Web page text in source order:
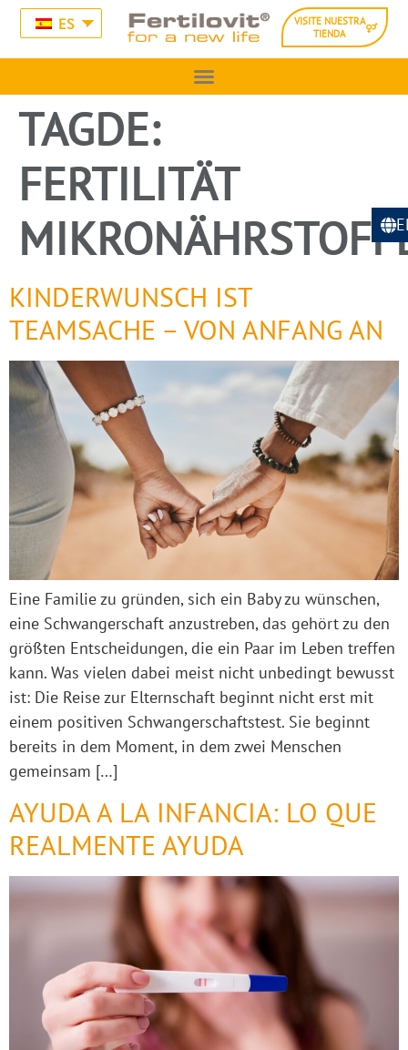
ES
VISITE NUESTRA
TIENDA
TAGDE:
FERTILITÄT
KINDERWUNSCH IST
TEAMSACHE – VON ANFANG AN
Eine Familie zu gründen, sich ein Baby zu wünschen,
eine Schwangerschaft anzustreben, das gehört zu den
größten Entscheidungen, die ein Paar im Leben treffen
kann. Was vielen dabei meist nicht unbedingt bewusst
ist: Die Reise zur Elternschaft beginnt nicht erst mit
einem positiven Schwangerschaftstest. Sie beginnt
bereits in dem Moment, in dem zwei Menschen
gemeinsam […]
AYUDA A LA INFANCIA: LO QUE
REALMENTE AYUDA